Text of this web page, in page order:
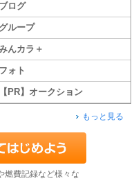
ブログ
グループ
んカラ＋
フォト
【PR】オークション
もっと見る
燃費記録など様々な